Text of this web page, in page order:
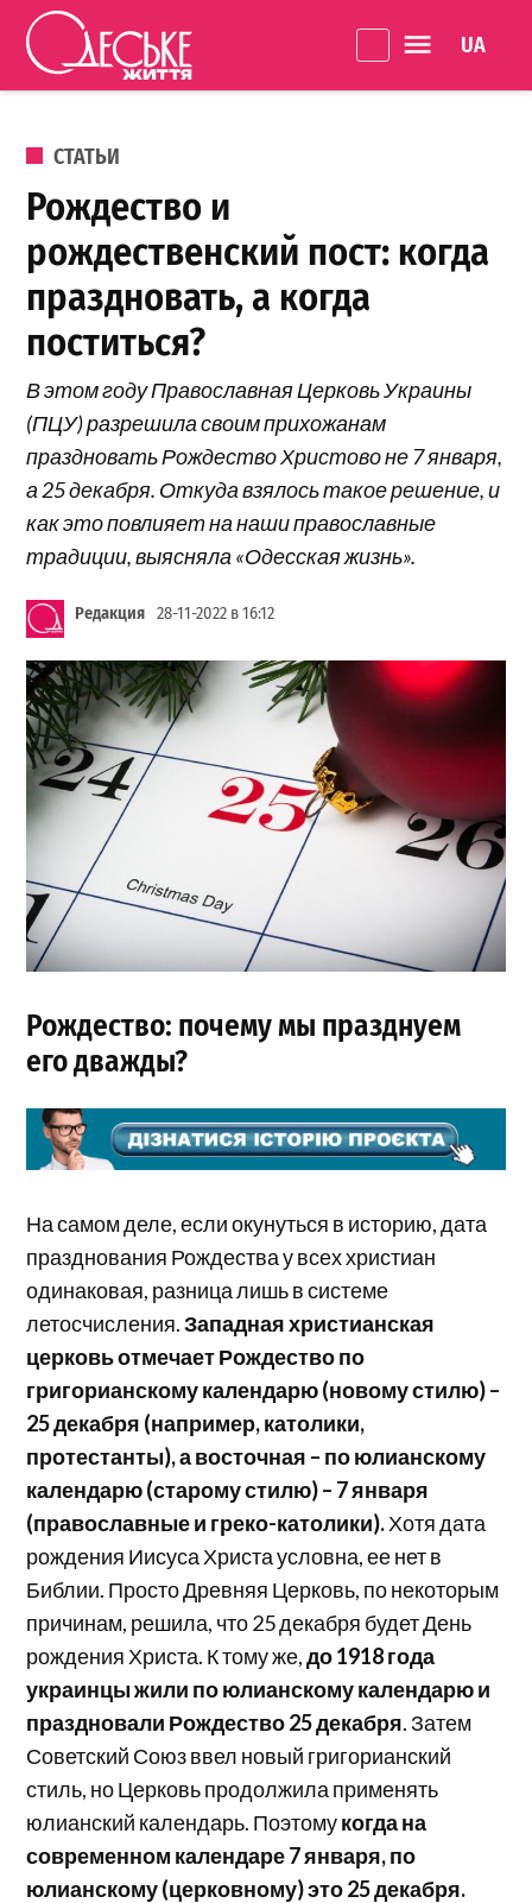
Перейти к содержанию
життя
ОПУБЛИКОВАНО В
СТАТЬИ
Рождество и
рождественский пост: когда
праздновать, а когда
поститься?
В этом году Православная Церковь Украины
(ПЦУ) разрешила своим прихожанам
праздновать Рождество Христово не 7 января,
а 25 декабря. Откуда взялось такое решение, и
как это повлияет на наши православные
традиции, выясняла «Одесская жизнь».
Редакция 28-11-2022 в 16:12
Рождество: почему мы празднуем
его дважды?
На самом деле, если окунуться в историю, дата
празднования Рождества у всех христиан
одинаковая, разница лишь в системе
летосчисления.Западная христианская
церковь отмечает Рождество по
григорианскому календарю (новому стилю) –
25 декабря (например, католики,
протестанты), а восточная – по юлианскому
календарю (старому стилю) – 7 января
(православные и греко-католики).Хотя дата
рождения Иисуса Христа условна, ее нет в
Библии. Просто Древняя Церковь, по некоторым
причинам, решила, что 25 декабря будет День
рождения Христа. К тому же,до 1918 года
украинцы жили по юлианскому календарю и
праздновали Рождество 25 декабря. Затем
Советский Союз ввел новый григорианский
стиль, но Церковь продолжила применять
юлианский календарь. Поэтомукогда на
современном календаре 7 января, по
юлианскому (церковному) это 25 декабря.